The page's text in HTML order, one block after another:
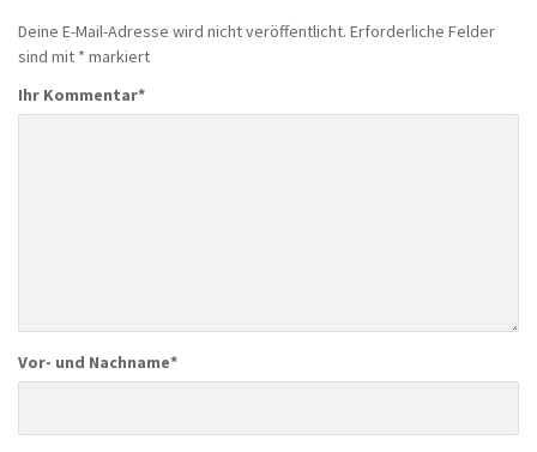
Deine E-Mail-Adresse wird nicht veröffentlicht. Erforderliche Felder
sind mit * markiert
Ihr Kommentar*
Vor- und Nachname*